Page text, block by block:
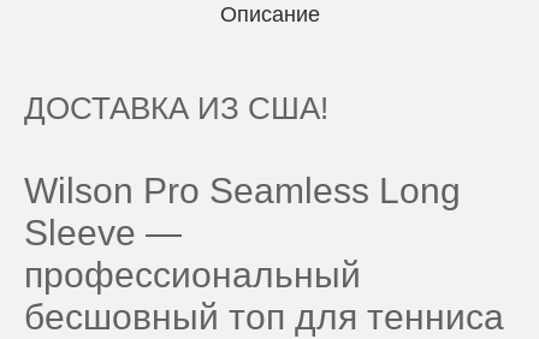
Описание
ДОСТАВКА ИЗ США!
Wilson Pro Seamless Long
Sleeve —
профессиональный
бесшовный топ для тенниса